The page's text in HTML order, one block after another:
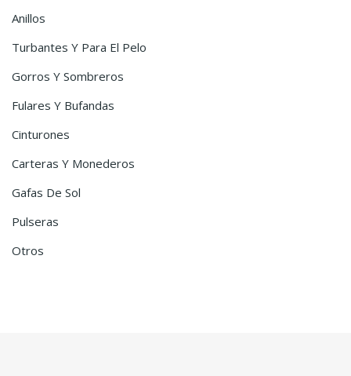
Anillos
Turbantes Y Para El Pelo
Gorros Y Sombreros
Fulares Y Bufandas
Cinturones
Carteras Y Monederos
Gafas De Sol
Pulseras
Otros